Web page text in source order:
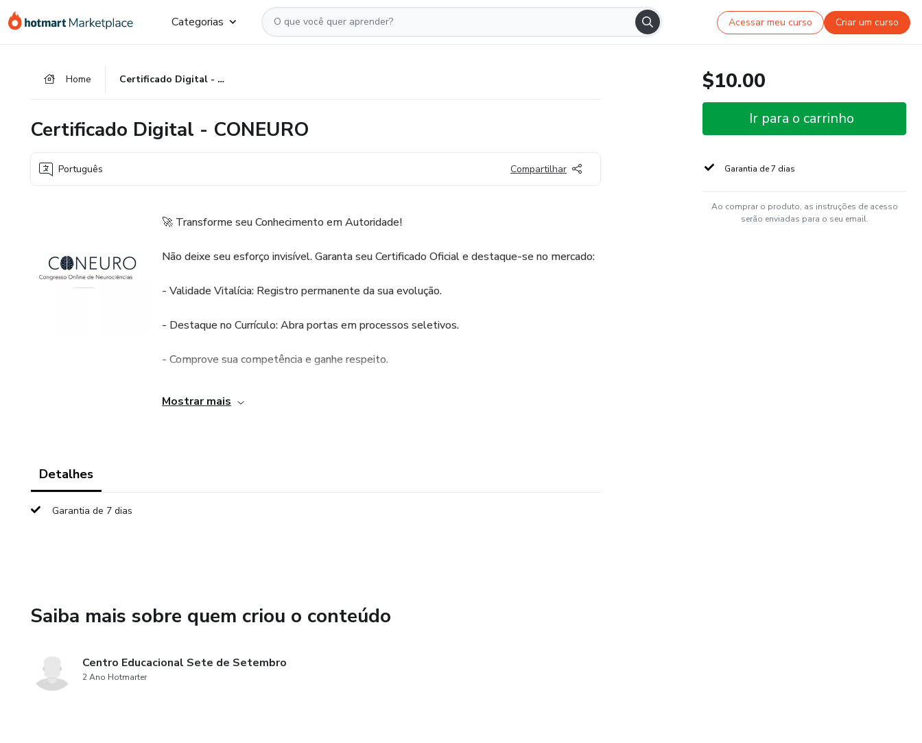
para
para
para
Categorias Acessar meu curso Criar um curso
Home Certificado Digital - CONEURO
Certificado Digital - CONEURO
Português Compartilhar
🚀 Transforme seu Conhecimento em Autoridade!
Não deixe seu esforço invisível. Garanta seu Certificado Oficial e destaque-se no mercado:
- Validade Vitalícia: Registro permanente da sua evolução.
- Destaque no Currículo: Abra portas em processos seletivos.
- Comprove sua competência e ganhe respeito.
Sua evolução profissional merece esse registro!
Mostrar mais
Detalhes
Garantia de 7 dias
Saiba mais sobre quem criou o conteúdo
Centro Educacional Sete de Setembro
2 Ano Hotmarter
$10.00
Ir para o carrinho
Garantia de 7 dias
Ao comprar o produto, as instruções de acesso
serão enviadas para o seu email.